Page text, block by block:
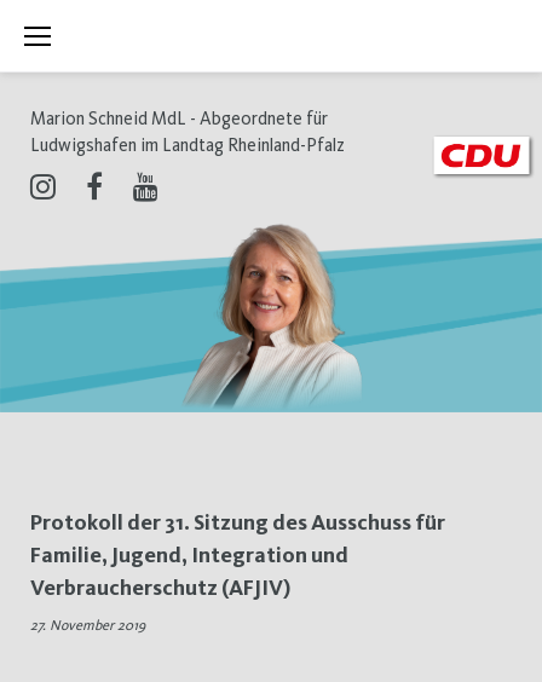
Inhalt
Marion Schneid MdL - Abgeordnete für
Ludwigshafen im Landtag Rheinland-Pfalz
Schlagwort:
Apps
Protokoll der 31. Sitzung des Ausschuss für
Familie, Jugend, Integration und
Verbraucherschutz (AFJIV)
27. November 2019